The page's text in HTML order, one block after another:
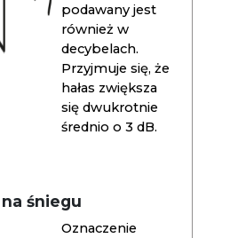
podawany jest
również w
decybelach.
Przyjmuje się, że
hałas zwiększa
się dwukrotnie
średnio o 3 dB.
śniegu
Oznaczenie